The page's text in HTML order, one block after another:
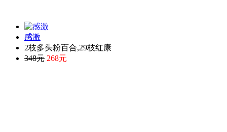
感激
2枝多头粉百合,29枝红康
348元 268元